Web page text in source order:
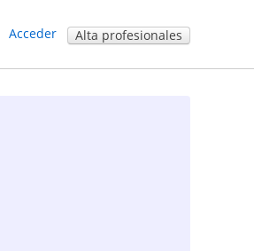
Acceder Alta profesionales